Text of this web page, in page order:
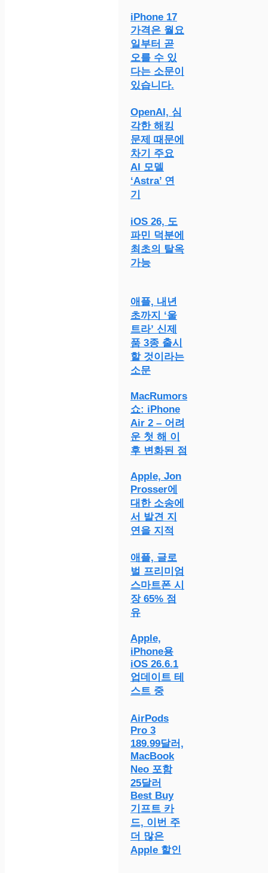
iPhone 17
가격은 월요
일부터 곧
오를 수 있
다는 소문이
있습니다.
OpenAI, 심
각한 해킹
문제 때문에
차기 주요
AI 모델
‘Astra’ 연
기
iOS 26, 도
파민 덕분에
최초의 탈옥
가능
애플, 내년
초까지 ‘울
트라’ 신제
품 3종 출시
할 것이라는
소문
MacRumors
쇼: iPhone
Air 2 – 어려
운 첫 해 이
후 변화된 점
Apple, Jon
Prosser에
대한 소송에
서 발견 지
연을 지적
애플, 글로
벌 프리미엄
스마트폰 시
장 65% 점
유
Apple,
iPhone용
iOS 26.6.1
업데이트 테
스트 중
AirPods
Pro 3
189.99달러,
MacBook
Neo 포함
25달러
Best Buy
기프트 카
드, 이번 주
더 많은
Apple 할인